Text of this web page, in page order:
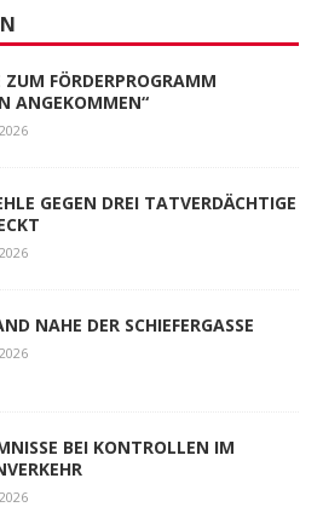
ZUM FÖRDERPROGRAMM
ANGEKOMMEN“
GEGEN DREI TATVERDÄCHTIGE
NAHE DER SCHIEFERGASSE
BEI KONTROLLEN IM